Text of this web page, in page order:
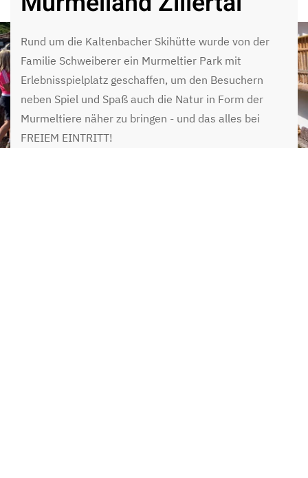
Rund um die Kaltenbacher Skihütte wurde von der
Familie Schweiberer ein Murmeltier Park mit
Erlebnisspielplatz geschaffen, um den Besuchern
neben Spiel und Spaß auch die Natur in Form der
Murmeltiere näher zu bringen - und das alles bei
FREIEM EINTRITT!